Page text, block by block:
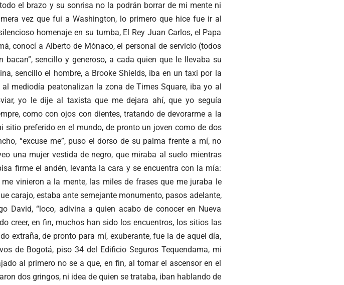
el brazo y su sonrisa no la podrán borrar de mi mente ni
vez que fui a Washington, lo primero que hice fue ir al
homenaje en su tumba, El Rey Juan Carlos, el Papa
conocí a Alberto de Mónaco, el personal de servicio (todos
sencillo y generoso, a cada quien que le llevaba su
sencillo el hombre, a Brooke Shields, iba en un taxi por la
mediodía peatonalizan la zona de Times Square, iba yo al
yo le dije al taxista que me dejara ahí, que yo seguía
como con ojos con dientes, tratando de devorarme a la
sitio preferido en el mundo, de pronto un joven como de dos
“excuse me”, puso el dorso de su palma frente a mí, no
una mujer vestida de negro, que miraba al suelo mientras
firme el andén, levanta la cara y se encuentra con la mía:
vinieron a la mente, las miles de frases que me juraba le
carajo, estaba ante semejante monumento, pasos adelante,
David, “loco, adivina a quien acabo de conocer en Nueva
creer, en fin, muchos han sido los encuentros, los sitios las
extraña, de pronto para mí, exuberante, fue la de aquel día,
de Bogotá, piso 34 del Edificio Seguros Tequendama, mi
al primero no se a que, en fin, al tomar el ascensor en el
dos gringos, ni idea de quien se trataba, iban hablando de